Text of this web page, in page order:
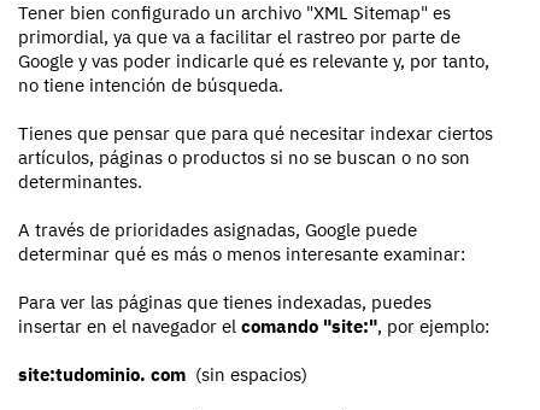
Tener bien configurado un archivo "XML Sitemap" es
primordial, ya que va a facilitar el rastreo por parte de
Google y vas poder indicarle qué es relevante y, por tanto,
no tiene intención de búsqueda.
Tienes que pensar que para qué necesitar indexar ciertos
artículos, páginas o productos si no se buscan o no son
determinantes.
A través de prioridades asignadas, Google puede
determinar qué es más o menos interesante examinar:
Para ver las páginas que tienes indexadas, puedes
insertar en el navegador el comando "site:", por ejemplo:
site:tudominio. com (sin espacios)